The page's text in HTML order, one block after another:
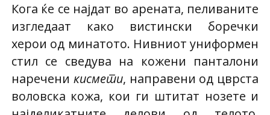
Кога ќе се најдат во арената, пеливаните
изгледаат како вистински боречки
херои од минатото. Нивниот униформен
стил се сведува на кожени панталони
наречени кисмети, направени од цврста
воловска кожа, кои ги штитат нозете и